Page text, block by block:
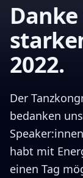
2022.
Der
bedanken
habt mit
einen Tag